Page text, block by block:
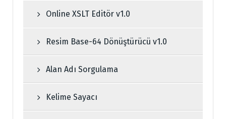
Online XSLT Editör v1.0
Resim Base-64 Dönüştürücü v1.0
Alan Adı Sorgulama
Kelime Sayacı